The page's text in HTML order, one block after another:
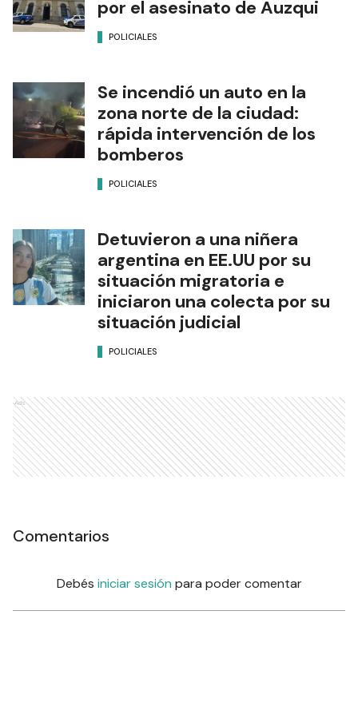
por el asesinato de Auzqui
POLICIALES
Se incendió un auto en la
zona norte de la ciudad:
rápida intervención de los
bomberos
POLICIALES
Detuvieron a una niñera
argentina en EE.UU por su
situación migratoria e
iniciaron una colecta por su
situación judicial
POLICIALES
Ads
Comentarios
Debés iniciar sesión para poder comentar